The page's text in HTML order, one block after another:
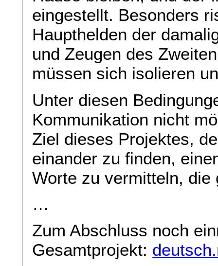
eingestellt. Besonders
Haupthelden der
und Zeugen des
müssen sich isolieren
Unter diesen
Kommunikation nicht
Ziel dieses Projektes,
einander zu finden,
Worte zu vermitteln,
…
Zum Abschluss noch
Gesamtprojekt: